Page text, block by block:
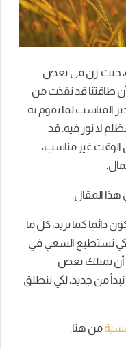
حيث زن في بعض
طاقتنا قد نفذت من
المناسب لما نقوم به
لا نور فيه. قد
الوقت غير مناسب،
المقال.
دائما كما نريد، كل ما
لكي نستطيع السعي في
أن نمتلك بعض
من جديد، لكي ننطلق
من هنا.